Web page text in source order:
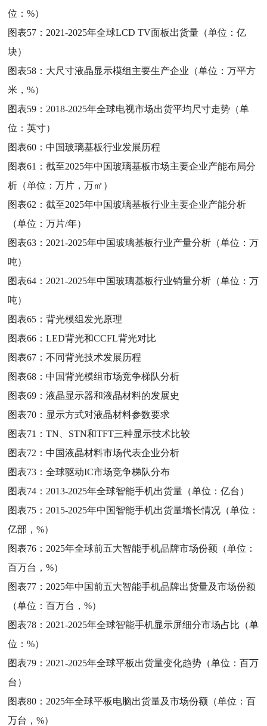
位：%）
图表57： 2021-2025年全球LCD TV面板出货量（单位：亿
块）
图表58： 大尺寸液晶显示模组主要生产企业（单位：万平方
米，%）
图表59： 2018-2025年全球电视市场出货平均尺寸走势（单
位：英寸）
图表60：中国玻璃基板行业发展历程
图表61：截至2025年中国玻璃基板市场主要企业产能布局分
析（单位：万片，万㎡）
图表62：截至2025年中国玻璃基板行业主要企业产能分析
（单位：万片/年）
图表63： 2021-2025年中国玻璃基板行业产量分析（单位：万
吨）
图表64： 2021-2025年中国玻璃基板行业销量分析（单位：万
吨）
图表65：背光模组发光原理
图表66：LED背光和CCFL背光对比
图表67：不同背光技术发展历程
图表68：中国背光模组市场竞争梯队分析
图表69：液晶显示器和液晶材料的发展史
图表70： 显示方式对液晶材料参数要求
图表71：TN、STN和TFT三种显示技术比较
图表72：中国液晶材料市场代表企业分析
图表73：全球驱动IC市场竞争梯队分布
图表74： 2013-2025年全球智能手机出货量（单位：亿台）
图表75： 2015-2025年中国智能手机出货量增长情况（单位：
亿部，%）
图表76： 2025年全球前五大智能手机品牌市场份额（单位：
百万台，%）
图表77： 2025年中国前五大智能手机品牌出货量及市场份额
（单位：百万台，%）
图表78： 2021-2025年全球智能手机显示屏细分市场占比（单
位：%）
图表79： 2021-2025年全球平板出货量变化趋势（单位：百万
台）
图表80： 2025年全球平板电脑出货量及市场份额（单位：百
万台，%）